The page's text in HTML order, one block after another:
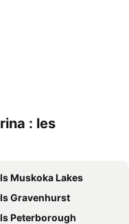
: les
Muskoka Lakes
Gravenhurst
Peterborough